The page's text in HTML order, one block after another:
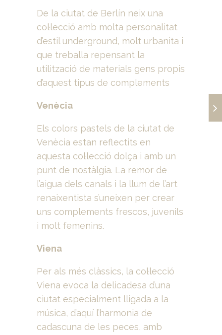
De la ciutat de Berlín neix una
col·lecció amb molta personalitat
d’estil underground, molt urbanita i
que treballa repensant la
utilització de materials gens propis
d’aquest tipus de complements
Venècia
Els colors pastels de la ciutat de
Venècia estan reflectits en
aquesta col·lecció dolça i amb un
punt de nostàlgia. La remor de
l’aigua dels canals i la llum de l’art
renaixentista s’uneixen per crear
uns complements frescos, juvenils
i molt femenins.
Viena
Per als més clàssics, la col·lecció
Viena evoca la delicadesa d’una
ciutat especialment lligada a la
música, d’aquí l’harmonia de
cadascuna de les peces, amb